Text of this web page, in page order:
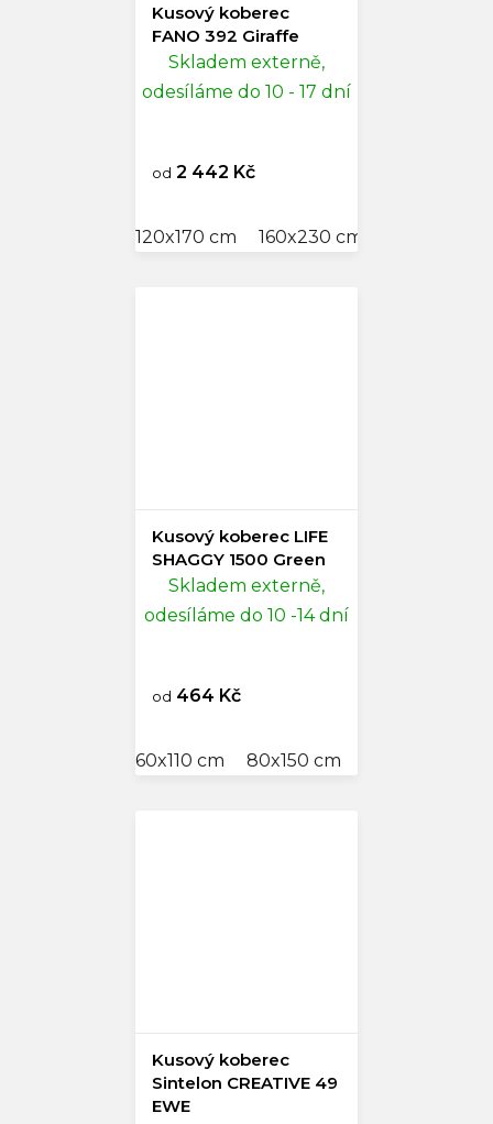
Kusový koberec
FANO 392 Giraffe
Skladem externě,
odesíláme do 10 - 17 dní
od 2 442 Kč
120x170 cm 160x230 cm
Kusový koberec LIFE
SHAGGY 1500 Green
Skladem externě,
odesíláme do 10 -14 dní
od 464 Kč
60x110 cm 80x150 cm
Kusový koberec
Sintelon CREATIVE 49
EWE